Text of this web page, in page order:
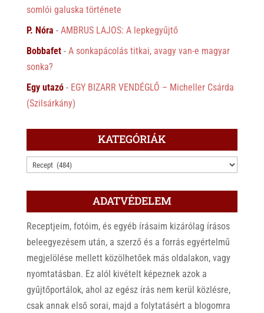
somlói galuska története
P. Nóra - AMBRUS LAJOS: A lepkegyűjtő
Bobbafet- A sonkapácolás titkai, avagy van-e magyar
sonka?
Egy utazó- EGY BIZARR VENDÉGLŐ – Micheller Csárda
(Szilsárkány)
KATEGÓRIÁK
KATEGÓRIÁK
ADATVÉDELEM
Receptjeim, fotóim, és egyéb írásaim kizárólag írásos
beleegyezésem után, a szerző és a forrás egyértelmű
megjelölése mellett közölhetőek más oldalakon, vagy
nyomtatásban. Ez alól kivételt képeznek azok a
gyűjtőportálok, ahol az egész írás nem kerül közlésre,
csak annak első sorai, majd a folytatásért a blogomra